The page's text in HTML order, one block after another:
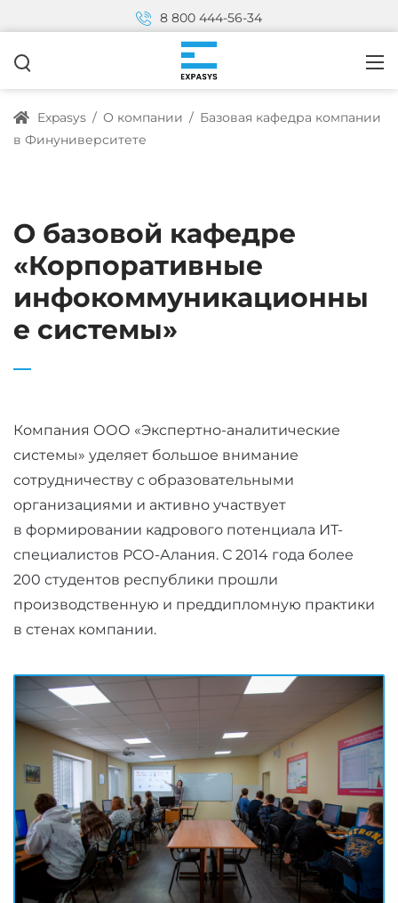
8 800 444-56-34
Expasys / О компании / Базовая кафедра компании
в Финуниверситете
О базовой кафедре
«Корпоративные
инфокоммуникационны
е системы»
Компания ООО «Экспертно-аналитические
системы» уделяет большое внимание
сотрудничеству с образовательными
организациями и активно участвует
в формировании кадрового потенциала ИТ-
специалистов РСО-Алания. С 2014 года более
200 студентов республики прошли
производственную и преддипломную практики
в стенах компании.